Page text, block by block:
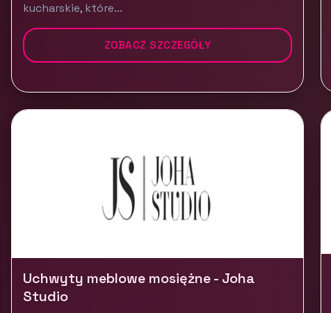
kucharskie, które...
ZOBACZ SZCZEGÓŁY
Uchwyty meblowe mosiężne - Joha
Studio